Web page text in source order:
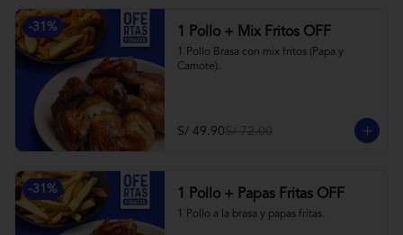
-31 % 1 Pollo + Mix Fritos OFF
1 Pollo Brasa con mix fritos (Papa y
Camote).
S/ 49.90S/ 72.00
-31 % 1 Pollo + Papas Fritas OFF
1 Pollo a la brasa y papas fritas.